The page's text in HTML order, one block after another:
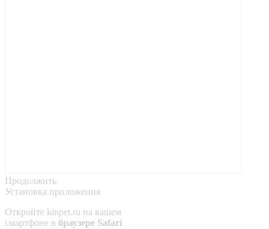
Продолжить
Установка приложения
Откройте kinpet.ru на вашем
смартфоне в браузере Safari